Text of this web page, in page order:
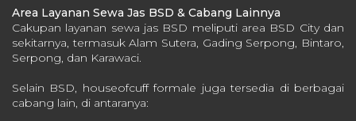
Area Layanan Sewa Jas BSD & Cabang Lainnya
Cakupan layanan sewa jas BSD meliputi area BSD City dan
sekitarnya, termasuk Alam Sutera, Gading Serpong, Bintaro,
Serpong, dan Karawaci.
Selain BSD, houseofcuff formale juga tersedia di berbagai
cabang lain, di antaranya: